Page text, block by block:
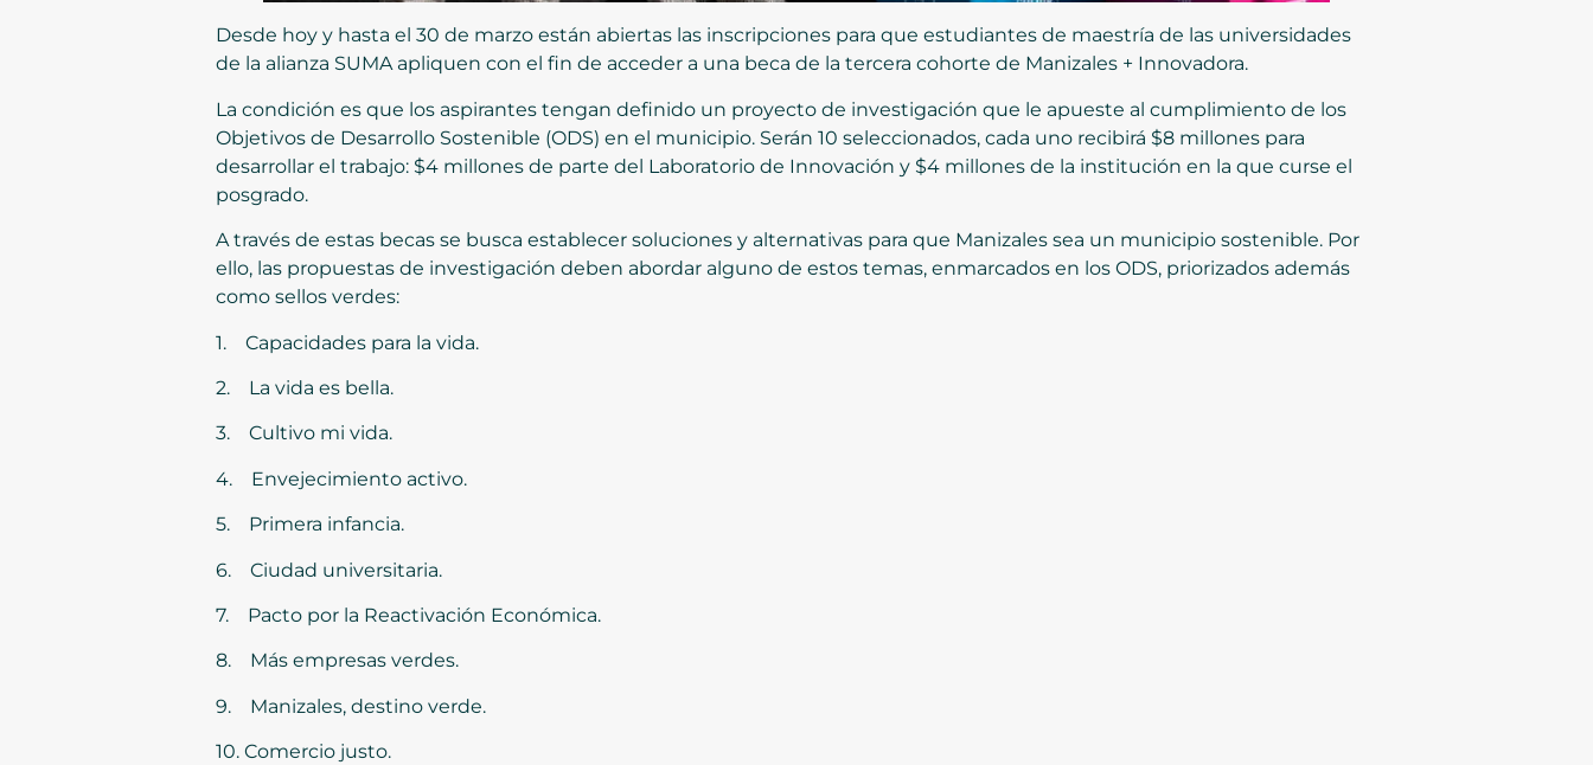
Desde hoy y hasta el 30 de marzo están abiertas las inscripciones para que estudiantes de maestría de las universidades
de la alianza SUMA apliquen con el fin de acceder a una beca de la tercera cohorte de Manizales + Innovadora.
La condición es que los aspirantes tengan definido un proyecto de investigación que le apueste al cumplimiento de los
Objetivos de Desarrollo Sostenible (ODS) en el municipio. Serán 10 seleccionados, cada uno recibirá $8 millones para
desarrollar el trabajo: $4 millones de parte del Laboratorio de Innovación y $4 millones de la institución en la que curse el
posgrado.
A través de estas becas se busca establecer soluciones y alternativas para que Manizales sea un municipio sostenible. Por
ello, las propuestas de investigación deben abordar alguno de estos temas, enmarcados en los ODS, priorizados además
como sellos verdes:
1. Capacidades para la vida.
2. La vida es bella.
3. Cultivo mi vida.
4. Envejecimiento activo.
5. Primera infancia.
6. Ciudad universitaria.
7. Pacto por la Reactivación Económica.
8. Más empresas verdes.
9. Manizales, destino verde.
10. Comercio justo.